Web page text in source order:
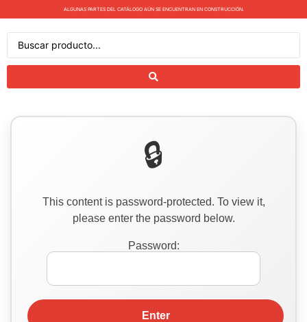
ALGUNAS PARTES DEL CATÁLOGO AÚN SE ENCUENTRAN EN CONSTRUCCIÓN.
This content is password-protected. To view it,
please enter the password below.
Password: